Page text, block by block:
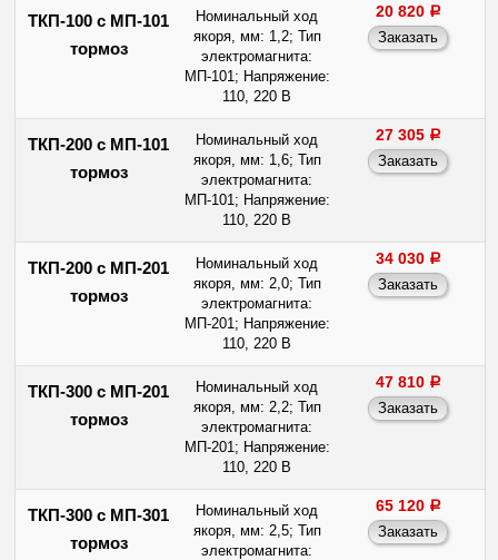
ТКП-100 с МП-101
тормоз
Номинальный ход
якоря, мм: 1,2; Тип
электромагнита:
МП-101; Напряжение:
110, 220 В
20 820 a
ТКП-200 с МП-101
тормоз
Номинальный ход
якоря, мм: 1,6; Тип
электромагнита:
МП-101; Напряжение:
110, 220 В
27 305 a
ТКП-200 с МП-201
тормоз
Номинальный ход
якоря, мм: 2,0; Тип
электромагнита:
МП-201; Напряжение:
110, 220 В
34 030 a
ТКП-300 с МП-201
тормоз
Номинальный ход
якоря, мм: 2,2; Тип
электромагнита:
МП-201; Напряжение:
110, 220 В
47 810 a
ТКП-300 с МП-301
тормоз
Номинальный ход
якоря, мм: 2,5; Тип
электромагнита:
65 120 a